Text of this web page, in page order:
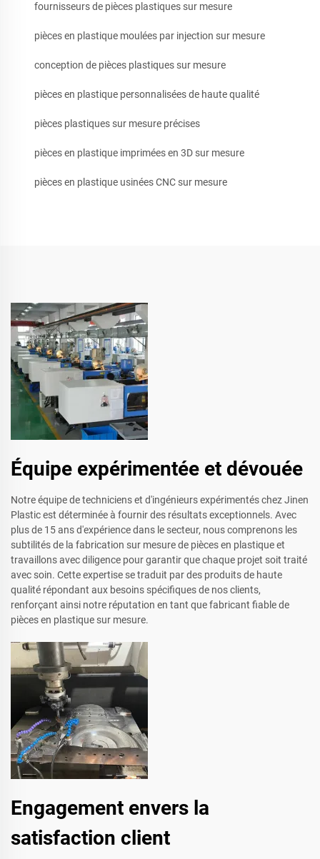
fournisseurs de pièces plastiques sur mesure
pièces en plastique moulées par injection sur mesure
conception de pièces plastiques sur mesure
pièces en plastique personnalisées de haute qualité
pièces plastiques sur mesure précises
pièces en plastique imprimées en 3D sur mesure
pièces en plastique usinées CNC sur mesure
Équipe expérimentée et dévouée
Notre équipe de techniciens et d'ingénieurs expérimentés chez Jinen
Plastic est déterminée à fournir des résultats exceptionnels. Avec
plus de 15 ans d'expérience dans le secteur, nous comprenons les
subtilités de la fabrication sur mesure de pièces en plastique et
travaillons avec diligence pour garantir que chaque projet soit traité
avec soin. Cette expertise se traduit par des produits de haute
qualité répondant aux besoins spécifiques de nos clients,
renforçant ainsi notre réputation en tant que fabricant fiable de
pièces en plastique sur mesure.
Engagement envers la
satisfaction client